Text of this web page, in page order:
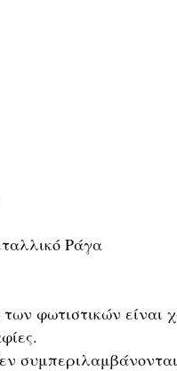
Ράγα
των φωτιστικών